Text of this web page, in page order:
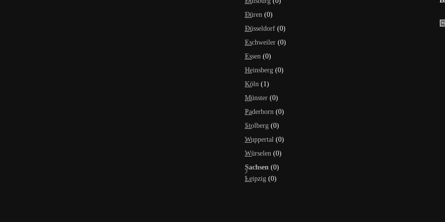
Düren (0)
Düsseldorf (0)
Eschweiler (0)
Essen (0)
Heinsberg (0)
Köln (1)
Münster (0)
Paderborn (0)
Stolberg (0)
Wuppertal (0)
Würselen (0)
Sachsen (0)
Leipzig (0)